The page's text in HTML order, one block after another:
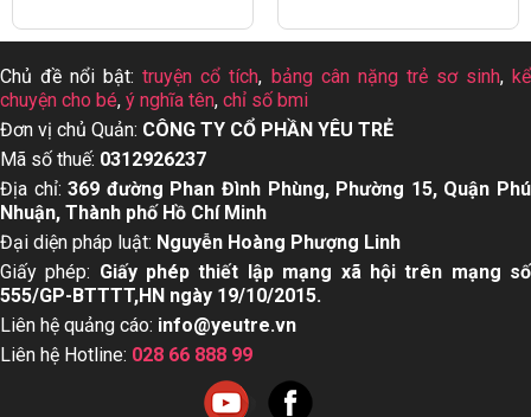
Chủ đề nổi bật:truyện cổ tích, bảng cân nặng trẻ sơ sinh, kể
chuyện cho bé, ý nghĩa tên, chỉ số bmi
Đơn vị chủ Quản: CÔNG TY CỔ PHẦN YÊU TRẺ
Mã số thuế: 0312926237
Địa chỉ:369 đường Phan Đình Phùng, Phường 15, Quận Phú
Nhuận, Thành phố Hồ Chí Minh
Đại diện pháp luật: Nguyễn Hoàng Phượng Linh
Giấy phép: Giấy phép thiết lập mạng xã hội trên mạng số
555/GP-BTTTT,HN ngày 19/10/2015.
Liên hệ quảng cáo: info@yeutre.vn
Liên hệ Hotline: 028 66 888 99